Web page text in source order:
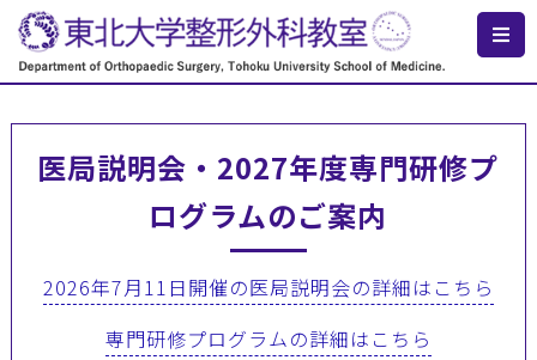
医局説明会・2027年度専門研修プ
ログラムのご案内
2026年7月11日開催の医局説明会の詳細はこちら
専門研修プログラムの詳細はこちら